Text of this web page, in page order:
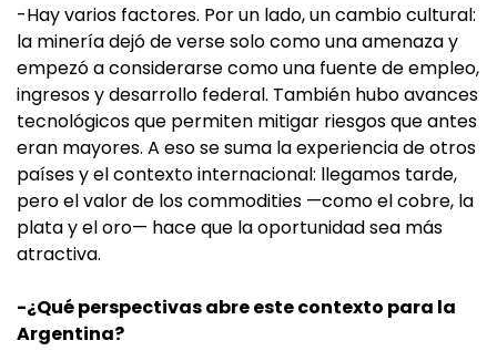
-Hay varios factores. Por un lado, un cambio cultural:
la minería dejó de verse solo como una amenaza y
empezó a considerarse como una fuente de empleo,
ingresos y desarrollo federal. También hubo avances
tecnológicos que permiten mitigar riesgos que antes
eran mayores. A eso se suma la experiencia de otros
países y el contexto internacional: llegamos tarde,
pero el valor de los commodities —como el cobre, la
plata y el oro— hace que la oportunidad sea más
atractiva.
-¿Qué perspectivas abre este contexto para la
Argentina?